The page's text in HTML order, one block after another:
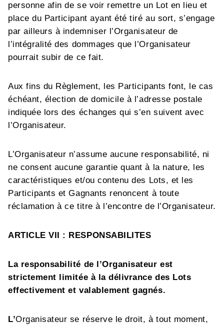
personne afin de se voir remettre un Lot en lieu et
place du Participant ayant été tiré au sort, s’engage
par ailleurs à indemniser l’Organisateur de
l’intégralité des dommages que l’Organisateur
pourrait subir de ce fait.
Aux fins du Règlement, les Participants font, le cas
échéant, élection de domicile à l’adresse postale
indiquée lors des échanges qui s’en suivent avec
l’Organisateur.
L’Organisateur n’assume aucune responsabilité, ni
ne consent aucune garantie quant à la nature, les
caractéristiques et/ou contenu des Lots, et les
Participants et Gagnants renoncent à toute
réclamation à ce titre à l’encontre de l’Organisateur.
ARTICLE VII : RESPONSABILITES
La responsabilité de l’Organisateur est
strictement limitée à la délivrance des Lots
effectivement et valablement gagnés.
L’Organisateur se réserve le droit, à tout moment,